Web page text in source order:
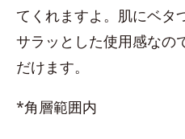
てくれますよ。肌にベタ
サラッとした使用感なの
だけます。
*角層範囲内